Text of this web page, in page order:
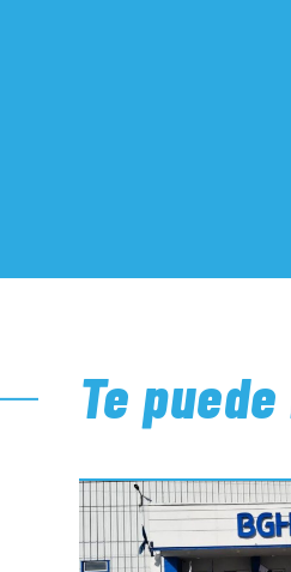
Te